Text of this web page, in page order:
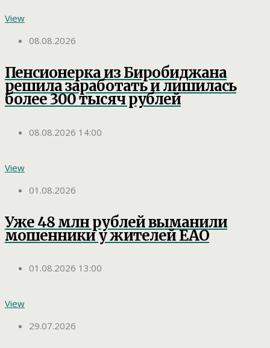
View
08.08.2026
Пенсионерка из Биробиджана
решила заработать и лишилась
более 300 тысяч рублей
08.08.2026 14:00
View
01.08.2026
Уже 48 млн рублей выманили
мошенники у жителей ЕАО
01.08.2026 13:00
View
29.07.2026